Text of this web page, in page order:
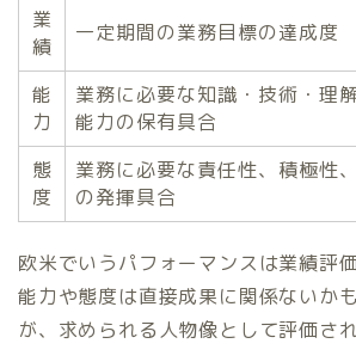
業
績
一定期間の業務目標の達成度
能
力
業務に必要な知識・技術・理
能力の保有具合
態
度
業務に必要な責任性、積極性
の発揮具合
欧米でいうパフォーマンスは業績評
能力や態度は直接成果に関係ないか
が、求められる人物像として評価され